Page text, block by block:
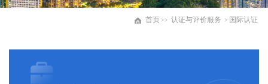
首页>> 认证与评价服务 > 国际认证